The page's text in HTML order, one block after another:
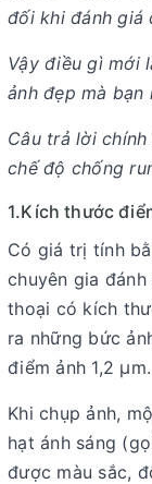
đối khi đánh giá
Vậy điều gì mới
ảnh đẹp mà bạn
Câu trả lời
chế độ chống
1.Kích thước
Có giá trị tính
chuyên gia
thoại có kích
ra những bức
điểm ảnh 1,2 µm.
Khi chụp ảnh,
hạt ánh sáng
được màu sắc,